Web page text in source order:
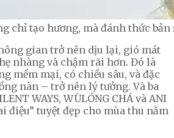
chỉ tạo hương, mà đánh thức bản
gian trở nên dịu lại, gió mát
nhàng và chậm rãi hơn. Đó là
mềm mại, có chiều sâu, và đặc
nàn – trở nên lý tưởng. Và ba
WAYS, WŪLÓNG CHÁ và ANI
điệu” tuyệt đẹp cho mùa thu năm